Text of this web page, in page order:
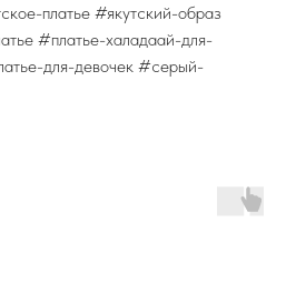
платье #якутский-образ
#платье-халадаай-для-
для-девочек #серый-